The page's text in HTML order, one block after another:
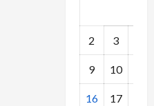
2 3
9 10
16 17